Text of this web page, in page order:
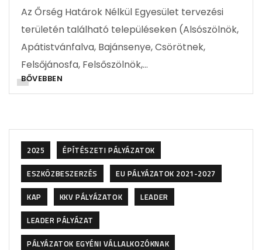
Az Őrség Határok Nélkül Egyesület tervezési
területén található településeken (Alsószölnök,
Apátistvánfalva, Bajánsenye, Csörötnek,
Felsőjánosfa, Felsőszölnök,…
BŐVEBBEN
2025
ÉPÍTÉSZETI PÁLYÁZATOK
ESZKÖZBESZERZÉS
EU PÁLYÁZATOK 2021-2027
KAP
KKV PÁLYÁZATOK
LEADER
LEADER PÁLYÁZAT
PÁLYÁZATOK EGYÉNI VÁLLALKOZÓKNAK